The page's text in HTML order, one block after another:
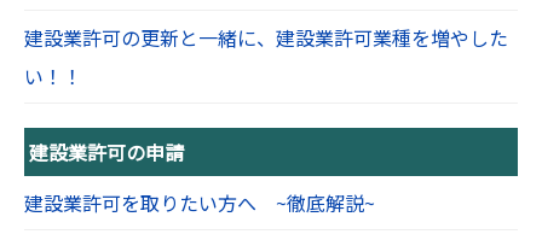
建設業許可の更新と一緒に、建設業許可業種を増やした
い！！
建設業許可の申請
建設業許可を取りたい方へ ~徹底解説~